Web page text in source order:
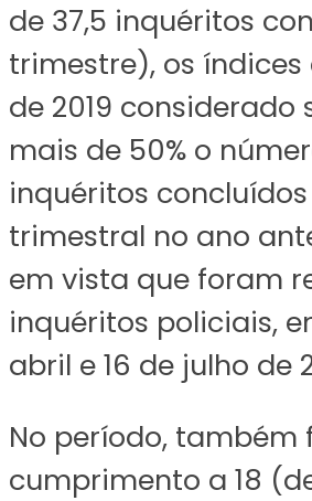
de 37,5 inquéritos
trimestre), os
de 2019 considerado
mais de 50% o
inquéritos
trimestral no ano
em vista que foram
inquéritos policiais,
abril e 16 de julho de
No período, também
cumprimento a 18